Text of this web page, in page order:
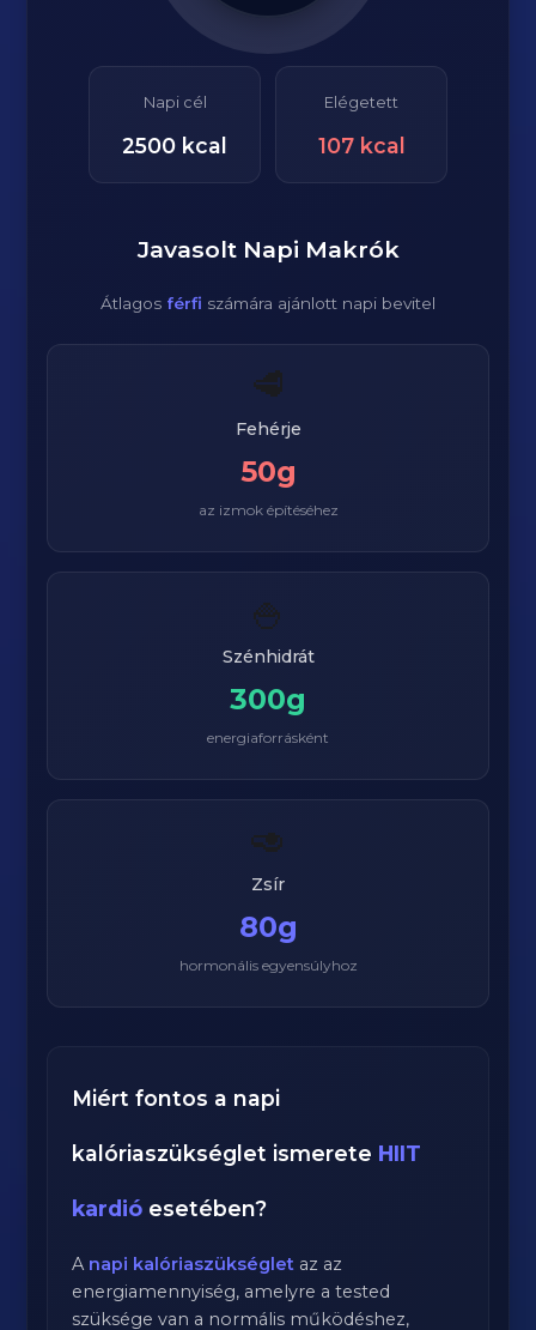
Napi cél
2500 kcal
Elégetett
107kcal
Javasolt Napi Makrók
Átlagos férfi számára ajánlott napi bevitel
🥩
Fehérje
50g
az izmok építéséhez
🍚
Szénhidrát
300g
energiaforrásként
🥑
Zsír
80g
hormonális egyensúlyhoz
Miért fontos a napi
kalóriaszükséglet ismerete HIIT
kardió esetében?
A napi kalóriaszükséglet az az
energiamennyiség, amelyre a tested
szüksége van a normális működéshez,